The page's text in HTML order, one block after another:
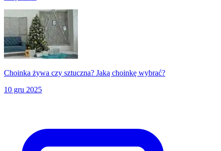
Choinka żywa czy sztuczna? Jaką choinkę wybrać?
10 gru 2025